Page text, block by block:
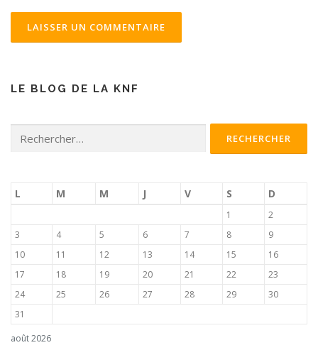
LE BLOG DE LA KNF
août 2026
L M M J V S D
1
2
3
4 5 6 7 8
9
10
11 12 13 14 15
16
17
18 19 20 21 22
23
24
25 26 27 28 29
30
31